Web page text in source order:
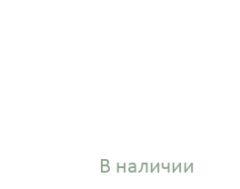
В наличии